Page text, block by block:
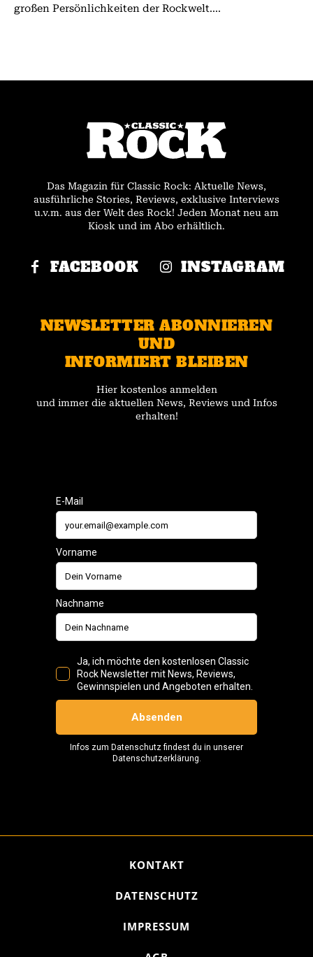
großen Persönlichkeiten der Rockwelt....
Das Magazin für Classic Rock: Aktuelle News,
ausführliche Stories, Reviews, exklusive Interviews
u.v.m. aus der Welt des Rock! Jeden Monat neu am
Kiosk und im Abo erhältlich.
FACEBOOK INSTAGRAM
NEWSLETTER ABONNIEREN
UND
INFORMIERT BLEIBEN
Hier kostenlos anmelden
und immer die aktuellen News, Reviews und Infos
erhalten!
KONTAKT
DATENSCHUTZ
IMPRESSUM